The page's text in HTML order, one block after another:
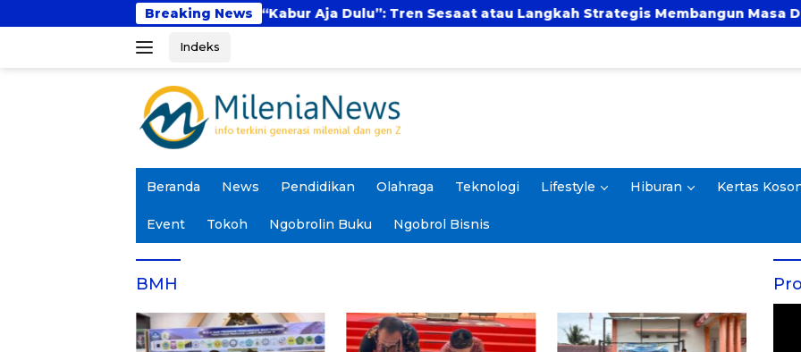
ke
Breaking News
Fenomena “Kabur Aja Dulu”: Tren Sesaat atau Langkah Strategis Membangun Masa Depan?
Indeks
Beranda News Pendidikan Olahraga Teknologi Lifestyle Hiburan Kertas
Event Tokoh Ngobrolin Buku Ngobrol Bisnis
BMH